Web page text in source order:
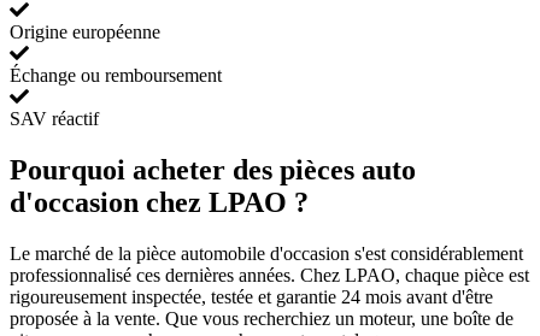
Origine européenne
Échange ou remboursement
SAV réactif
Pourquoi acheter des pièces auto
d'occasion chez LPAO ?
Le marché de la pièce automobile d'occasion s'est considérablement
professionnalisé ces dernières années. Chez LPAO, chaque pièce est
rigoureusement inspectée, testée et garantie 24 mois avant d'être
proposée à la vente. Que vous recherchiez un moteur, une boîte de